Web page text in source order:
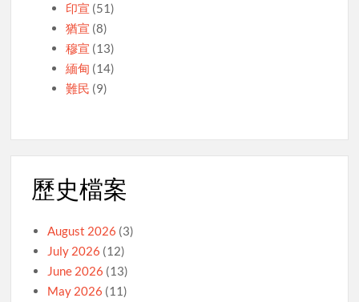
印宣 (51)
猶宣 (8)
穆宣 (13)
緬甸 (14)
難民 (9)
歷史檔案
August 2026 (3)
July 2026 (12)
June 2026 (13)
May 2026 (11)